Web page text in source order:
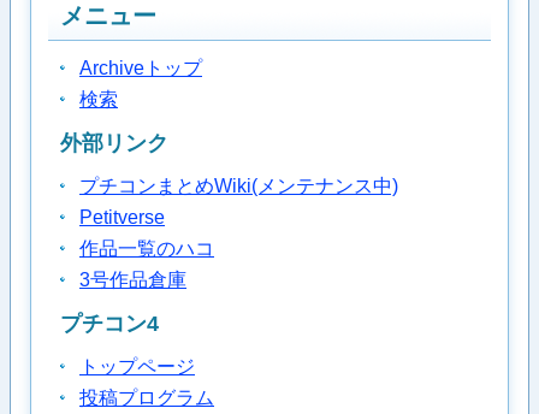
メニュー
Archiveトップ
検索
外部リンク
プチコンまとめWiki(メンテナンス中)
Petitverse
作品一覧のハコ
3号作品倉庫
プチコン4
トップページ
投稿プログラム